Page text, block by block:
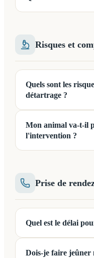
Risques et
Quels sont les
détartrage ?
Mon animal va-t-il
l'intervention ?
Prise de
Quel est le délai
Dois-je faire jeûner